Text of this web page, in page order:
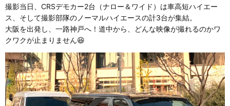
撮影当日、CRSデモカー2台（ナロー＆ワイド）は車高短ハイエー
ス、そして撮影部隊のノーマルハイエースの計3台が集結。
大阪を出発し、一路神戸へ！道中から、どんな映像が撮れるのかワ
クワクが止まりません😆